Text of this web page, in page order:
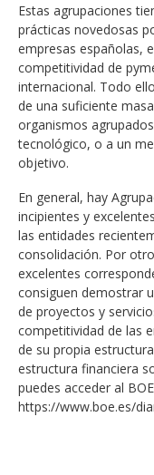
Estas agrupaciones
prácticas novedosas
empresas españolas,
competitividad de
internacional. Todo
de una suficiente
organismos
tecnológico, o a un
objetivo.
En general, hay
incipientes y
las entidades
consolidación. Por
excelentes
consiguen demostrar
de proyectos y
competitividad de las
de su propia
estructura financiera
puedes acceder al
https://www.boe.es/